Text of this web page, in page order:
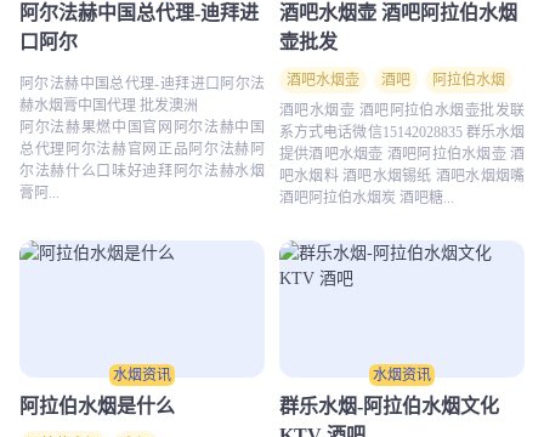
阿尔法赫中国总代理-迪拜进
口阿尔
阿尔法赫中国总代理-迪拜进口阿尔法
赫水烟膏中国代理 批发澳洲
阿尔法赫果燃中国官网阿尔法赫中国
总代理阿尔法赫官网正品阿尔法赫阿
尔法赫什么口味好迪拜阿尔法赫水烟
膏阿...
酒吧水烟壶 酒吧阿拉伯水烟
壶批发
酒吧水烟壶 酒吧
阿拉伯水烟
酒吧水烟壶 酒吧阿拉伯水烟壶批发联
系方式电话微信15142028835 群乐水烟
提供酒吧水烟壶 酒吧阿拉伯水烟壶 酒
吧水烟料 酒吧水烟锡纸 酒吧水烟烟嘴
酒吧阿拉伯水烟炭 酒吧糖...
水烟资讯
阿拉伯水烟是什么
水烟资讯
群乐水烟-阿拉伯水烟文化